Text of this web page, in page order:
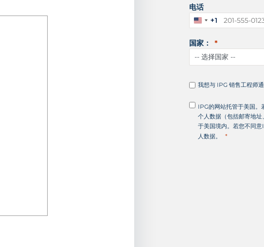
电话
美
+
+1
国家：
我想与 IPG 销售工程师
IPG的网站托管于美国。
个人数据（包括邮寄地
于美国境内。若您不同
人数据。